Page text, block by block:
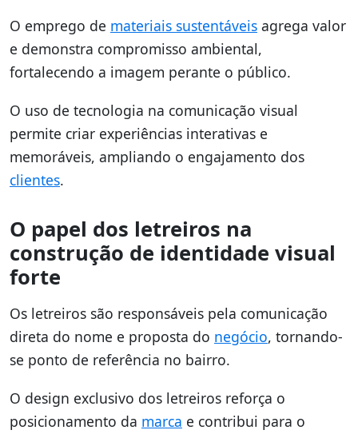
O emprego de materiais sustentáveis agrega valor
e demonstra compromisso ambiental,
fortalecendo a imagem perante o público.
O uso de tecnologia na comunicação visual
permite criar experiências interativas e
memoráveis, ampliando o engajamento dos
clientes.
O papel dos letreiros na
construção de identidade visual
forte
Os letreiros são responsáveis pela comunicação
direta do nome e proposta do negócio, tornando-
se ponto de referência no bairro.
O design exclusivo dos letreiros reforça o
posicionamento da marca e contribui para o